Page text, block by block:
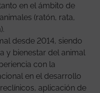
en el ámbito de
(ratón, rata,
desde 2014, siendo
y bienestar del animal
con la
en el desarrollo
aplicación de